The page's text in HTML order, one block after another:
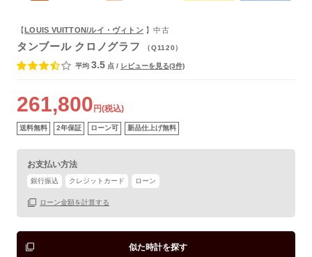
【 LOUIS VUITTON/ルイ・ヴィトン】中古
タンブール クロノグラフ （Q1120）
平均 3.5 点 / レビューを見る(3件)
261,800 円(税込)
送料無料 2年保証 ローン可 新品仕上げ無料
お支払い方法
銀行振込 クレジットカード ローン
ローン金額を計算する
似た時計を探す